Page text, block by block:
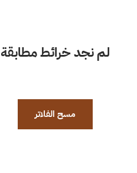
لم نجد خرائط مطابقة
مسح الفلاتر